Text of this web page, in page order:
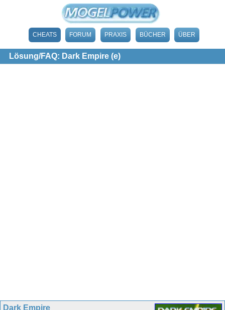
CHEATS FORUM PRAXIS BÜCHER ÜBER
Lösung/FAQ: Dark Empire (e)
Dark Empire